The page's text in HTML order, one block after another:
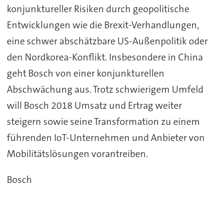
konjunktureller Risiken durch geopolitische
Entwicklungen wie die Brexit-Verhandlungen,
eine schwer abschätzbare US-Außenpolitik oder
den Nordkorea-Konflikt. Insbesondere in China
geht Bosch von einer konjunkturellen
Abschwächung aus. Trotz schwierigem Umfeld
will Bosch 2018 Umsatz und Ertrag weiter
steigern sowie seine Transformation zu einem
führenden IoT-Unternehmen und Anbieter von
Mobilitätslösungen vorantreiben.
Bosch